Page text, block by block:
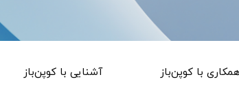
همکاری با کوپن‌باز آشنایی با کوپن‌باز